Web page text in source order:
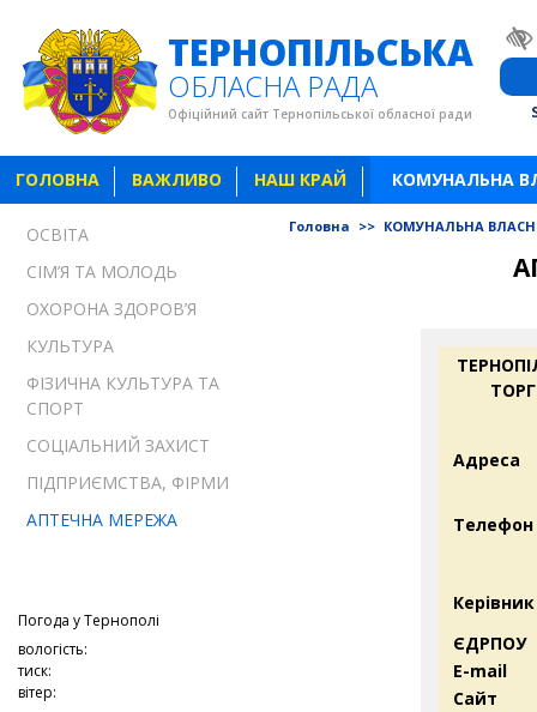
ТЕРНОПІЛЬСЬКА
ОБЛАСНА РАДА
Офіційний сайт Тернопільської обласної ради
ГОЛОВНА ВАЖЛИВО НАШ КРАЙ КОМУНАЛЬНА
ОСВІТА
СІМ’Я ТА МОЛОДЬ
ОХОРОНА ЗДОРОВ’Я
КУЛЬТУРА
ФІЗИЧНА КУЛЬТУРА ТА
СПОРТ
СОЦІАЛЬНИЙ ЗАХИСТ
ПІДПРИЄМСТВА, ФІРМИ
АПТЕЧНА МЕРЕЖА
Погода уТернополі
вологість:
тиск:
вітер:
Головна >> КОМУНАЛЬНА
Адреса
Телефон
Керівник
ЄДРПОУ
E-mail
Сайт